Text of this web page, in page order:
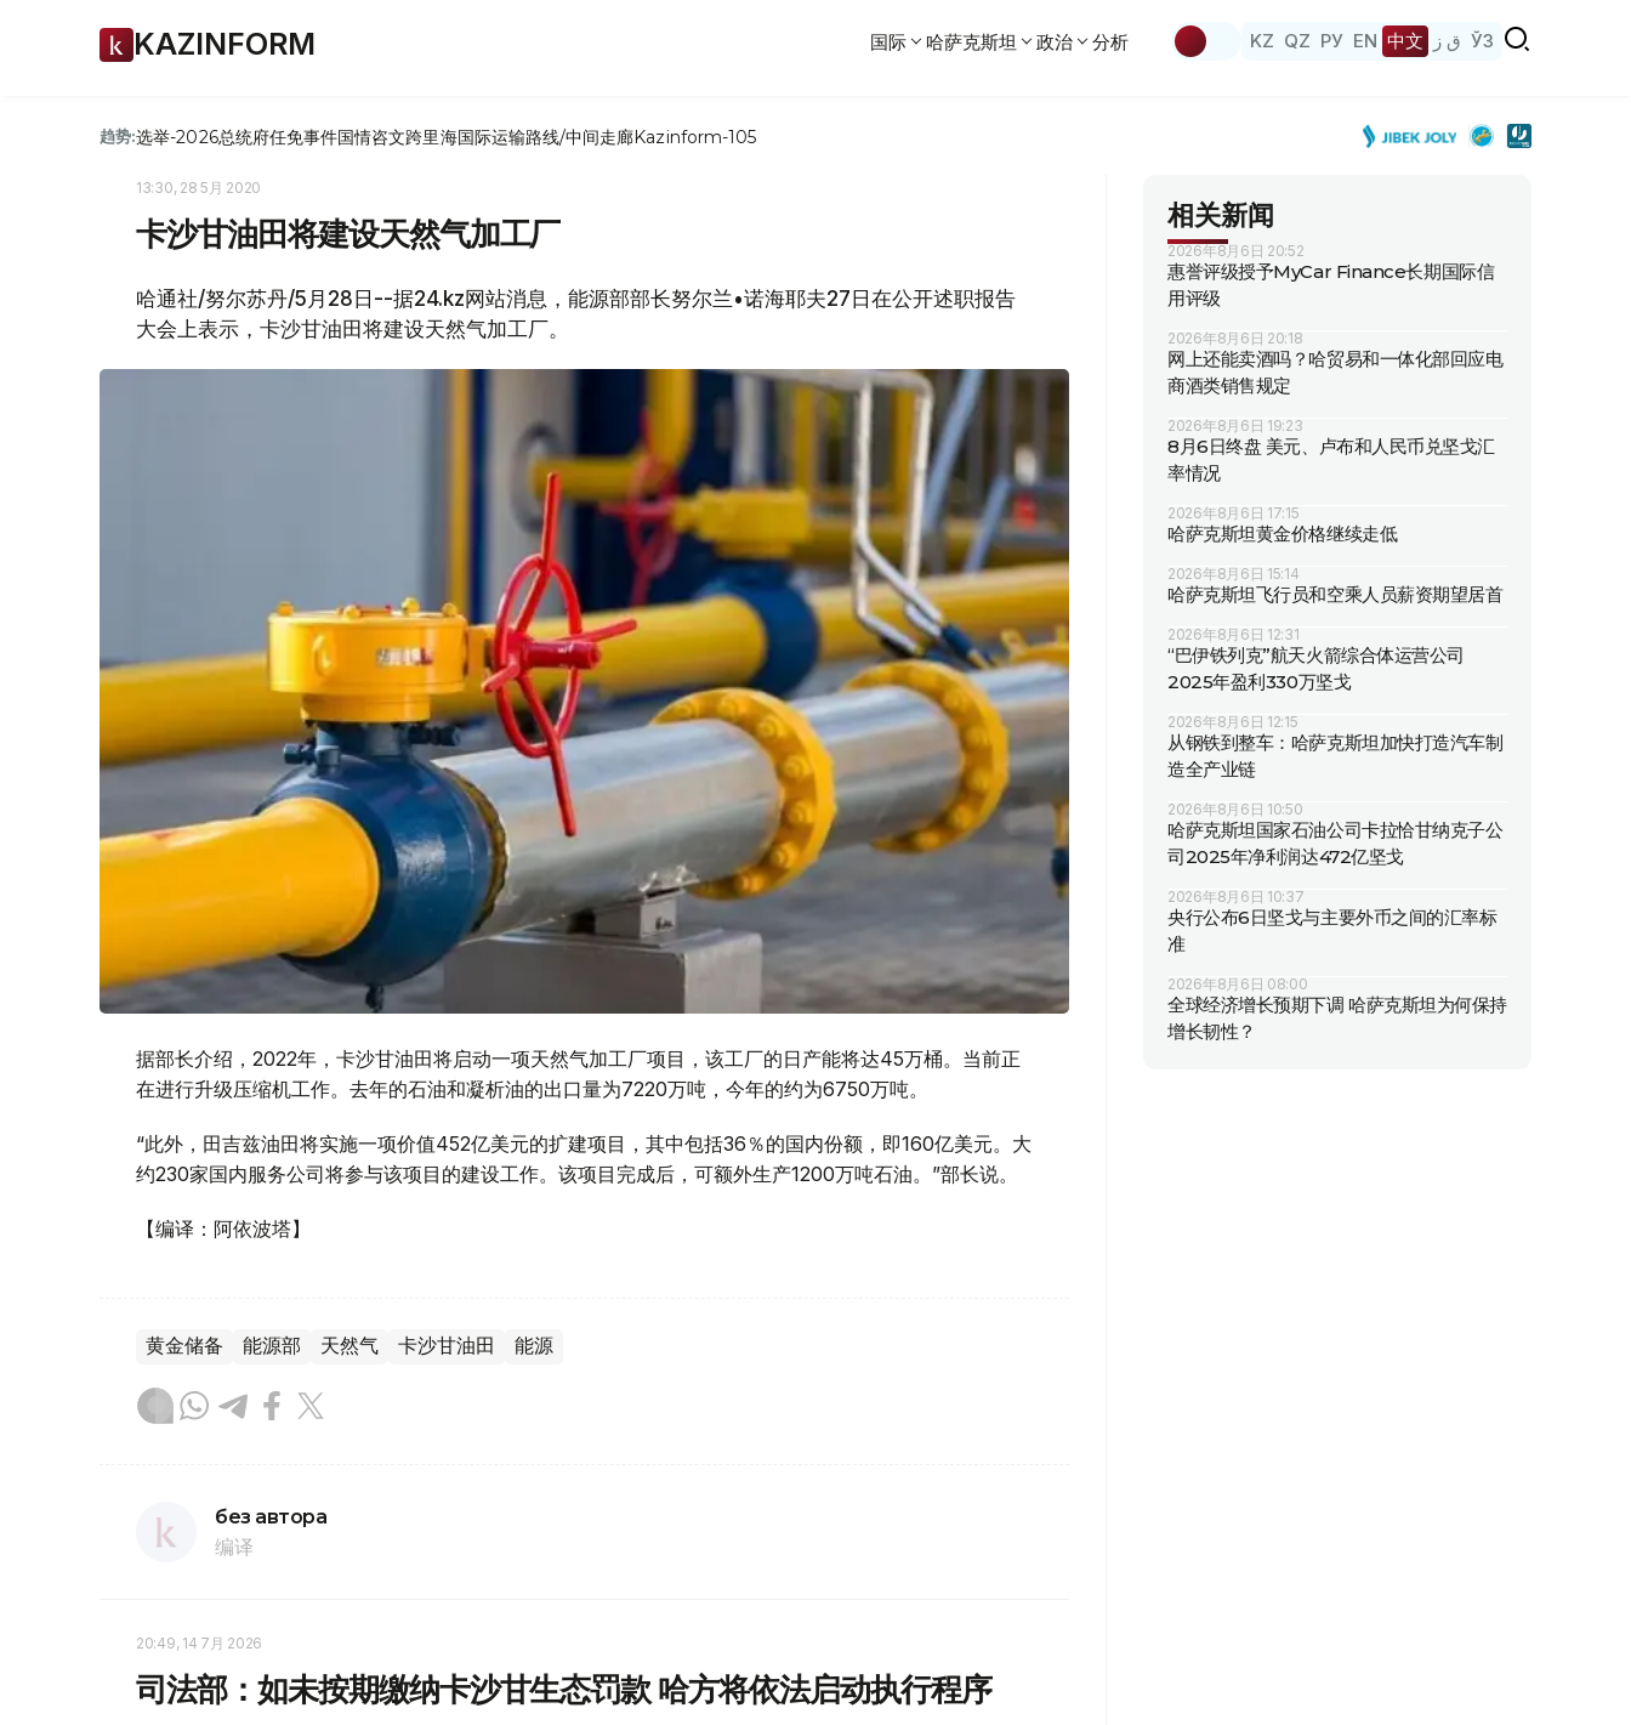
KAZINFORM 国际 哈萨克斯坦 政治 分析 KZ QZ РУ EN 中文 ق ز ЎЗ
趋势:选举-2026总统府任免事件国情咨文跨里海国际运输路线/中间走廊Kazinform-105
13:30, 28 5月 2020
卡沙甘油田将建设天然气加工厂
哈通社/努尔苏丹/5月28日--据24.kz网站消息，能源部部长努尔兰•诺海耶夫27日在公开述职报告
大会上表示，卡沙甘油田将建设天然气加工厂。
据部长介绍，2022年，卡沙甘油田将启动一项天然气加工厂项目，该工厂的日产能将达45万桶。当前正
在进行升级压缩机工作。去年的石油和凝析油的出口量为7220万吨，今年的约为6750万吨。
“此外，田吉兹油田将实施一项价值452亿美元的扩建项目，其中包括36％的国内份额，即160亿美元。大
约230家国内服务公司将参与该项目的建设工作。该项目完成后，可额外生产1200万吨石油。”部长说。
【编译：阿依波塔】
黄金储备 能源部 天然气 卡沙甘油田 能源
без автора
编译
20:49, 14 7月 2026
司法部：如未按期缴纳卡沙甘生态罚款 哈方将依法启动执行程序
相关新闻
2026年8月6日 20:52
惠誉评级授予MyCar Finance长期国际信
用评级
2026年8月6日 20:18
网上还能卖酒吗？哈贸易和一体化部回应电
商酒类销售规定
2026年8月6日 19:23
8月6日终盘 美元、卢布和人民币兑坚戈汇
率情况
2026年8月6日 17:15
哈萨克斯坦黄金价格继续走低
2026年8月6日 15:14
哈萨克斯坦飞行员和空乘人员薪资期望居首
2026年8月6日 12:31
“巴伊铁列克”航天火箭综合体运营公司
2025年盈利330万坚戈
2026年8月6日 12:15
从钢铁到整车：哈萨克斯坦加快打造汽车制
造全产业链
2026年8月6日 10:50
哈萨克斯坦国家石油公司卡拉恰甘纳克子公
司2025年净利润达472亿坚戈
2026年8月6日 10:37
央行公布6日坚戈与主要外币之间的汇率标
准
2026年8月6日 08:00
全球经济增长预期下调 哈萨克斯坦为何保持
增长韧性？